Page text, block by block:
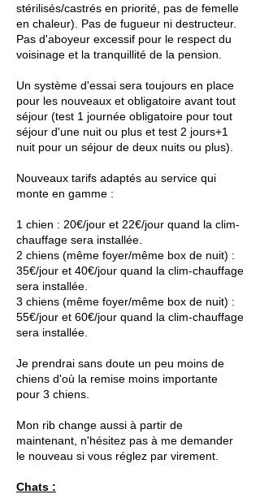
stérilisés/castrés en priorité, pas de femelle
en chaleur). Pas de fugueur ni destructeur.
Pas d'aboyeur excessif pour le respect du
voisinage et la tranquillité de la pension.
Un système d'essai sera toujours en place
pour les nouveaux et obligatoire avant tout
séjour (test 1 journée obligatoire pour tout
séjour d'une nuit ou plus et test 2 jours+1
nuit pour un séjour de deux nuits ou plus).
Nouveaux tarifs adaptés au service qui
monte en gamme :
1 chien : 20€/jour et 22€/jour quand la clim-
chauffage sera installée.
2 chiens (même foyer/même box de nuit) :
35€/jour et 40€/jour quand la clim-chauffage
sera installée.
3 chiens (même foyer/même box de nuit) :
55€/jour et 60€/jour quand la clim-chauffage
sera installée.
Je prendrai sans doute un peu moins de
chiens d'où la remise moins importante
pour 3 chiens.
Mon rib change aussi à partir de
maintenant, n'hésitez pas à me demander
le nouveau si vous réglez par virement.
Chats :